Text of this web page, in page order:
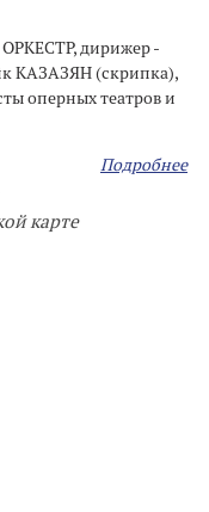
дирижер -
КАЗАЗЯН (скрипка),
оперных театров и
Подробнее
карте